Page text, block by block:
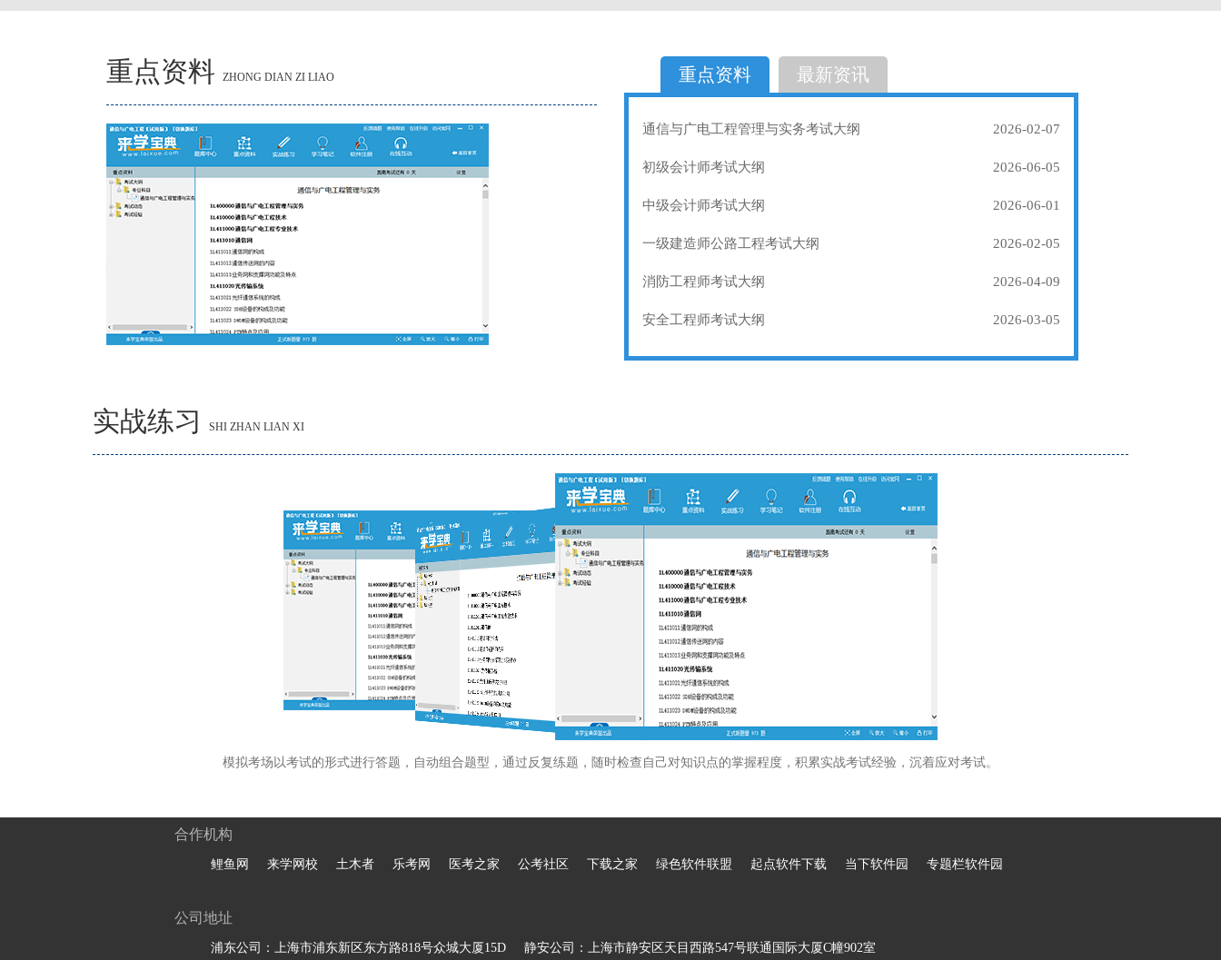
重点资料 ZHONG DIAN ZI LIAO 重点资料 最新资讯
通信与广电工程管理与实务考试大纲 2026-02-07
初级会计师考试大纲 2026-06-05
中级会计师考试大纲 2026-06-01
一级建造师公路工程考试大纲 2026-02-05
消防工程师考试大纲 2026-04-09
安全工程师考试大纲 2026-03-05
实战练习 SHI ZHAN LIAN XI
模拟考场以考试的形式进行答题，自动组合题型，通过反复练题，随时检查自己对知识点的掌握程度，积累实战考试经验，沉着应对考试。
合作机构
鲤鱼网 来学网校 土木者 乐考网 医考之家 公考社区 下载之家 绿色软件联盟 起点软件下载 当下软件园 专题栏软件园
公司地址
浦东公司：上海市浦东新区东方路818号众城大厦15D 静安公司：上海市静安区天目西路547号联通国际大厦C幢902室